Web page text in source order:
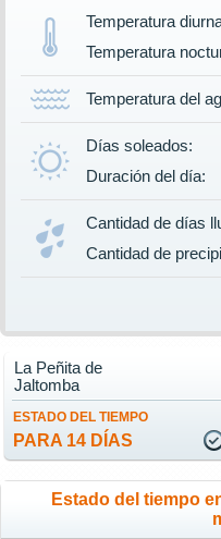
Temperatura
Temperatura
Temperatura del
Días soleados:
Duración del día:
Cantidad de días
Cantidad de
ESTADO DEL TIEMPO
PARA 14 DÍAS
La Peñita de
Jaltomba
Estado del tiempo